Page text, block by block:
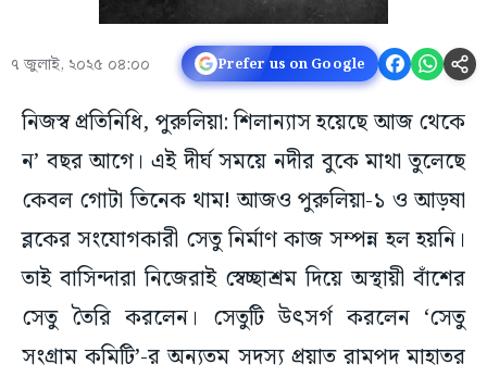
৭ জুলাই, ২০২৫ ০৪:০০ Prefer us on Google
নিজস্ব প্রতিনিধি, পুরুলিয়া: শিলান্যাস হয়েছে আজ থেকে
ন’ বছর আগে। এই দীর্ঘ সময়ে নদীর বুকে মাথা তুলেছে
কেবল গোটা তিনেক থাম! আজও পুরুলিয়া-১ ও আড়ষা
ব্লকের সংযোগকারী সেতু নির্মাণ কাজ সম্পন্ন হল হয়নি।
তাই বাসিন্দারা নিজেরাই স্বেচ্ছাশ্রম দিয়ে অস্থায়ী বাঁশের
সেতু তৈরি করলেন। সেতুটি উৎসর্গ করলেন ‘সেতু
সংগ্রাম কমিটি’-র অন্যতম সদস্য প্রয়াত রামপদ মাহাতর